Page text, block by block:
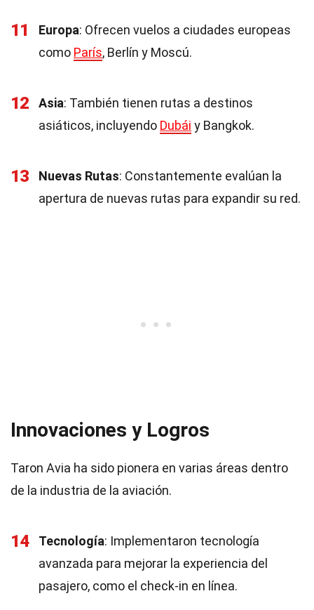
11 Europa: Ofrecen vuelos a ciudades europeas
como París, Berlín y Moscú.
12 Asia: También tienen rutas a destinos
asiáticos, incluyendo Dubái y Bangkok.
13 Nuevas Rutas: Constantemente evalúan la
apertura de nuevas rutas para expandir su red.
Innovaciones y Logros
Taron Avia ha sido pionera en varias áreas dentro
de la industria de la aviación.
14 Tecnología: Implementaron tecnología
avanzada para mejorar la experiencia del
pasajero, como el check-in en línea.